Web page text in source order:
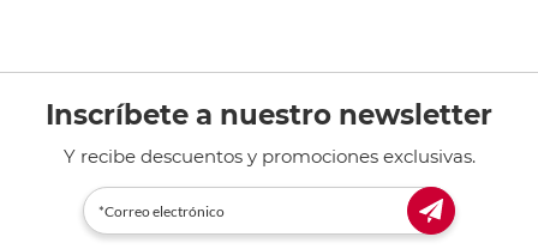
Inscríbete a nuestro newsletter
Y recibe descuentos y promociones exclusivas.